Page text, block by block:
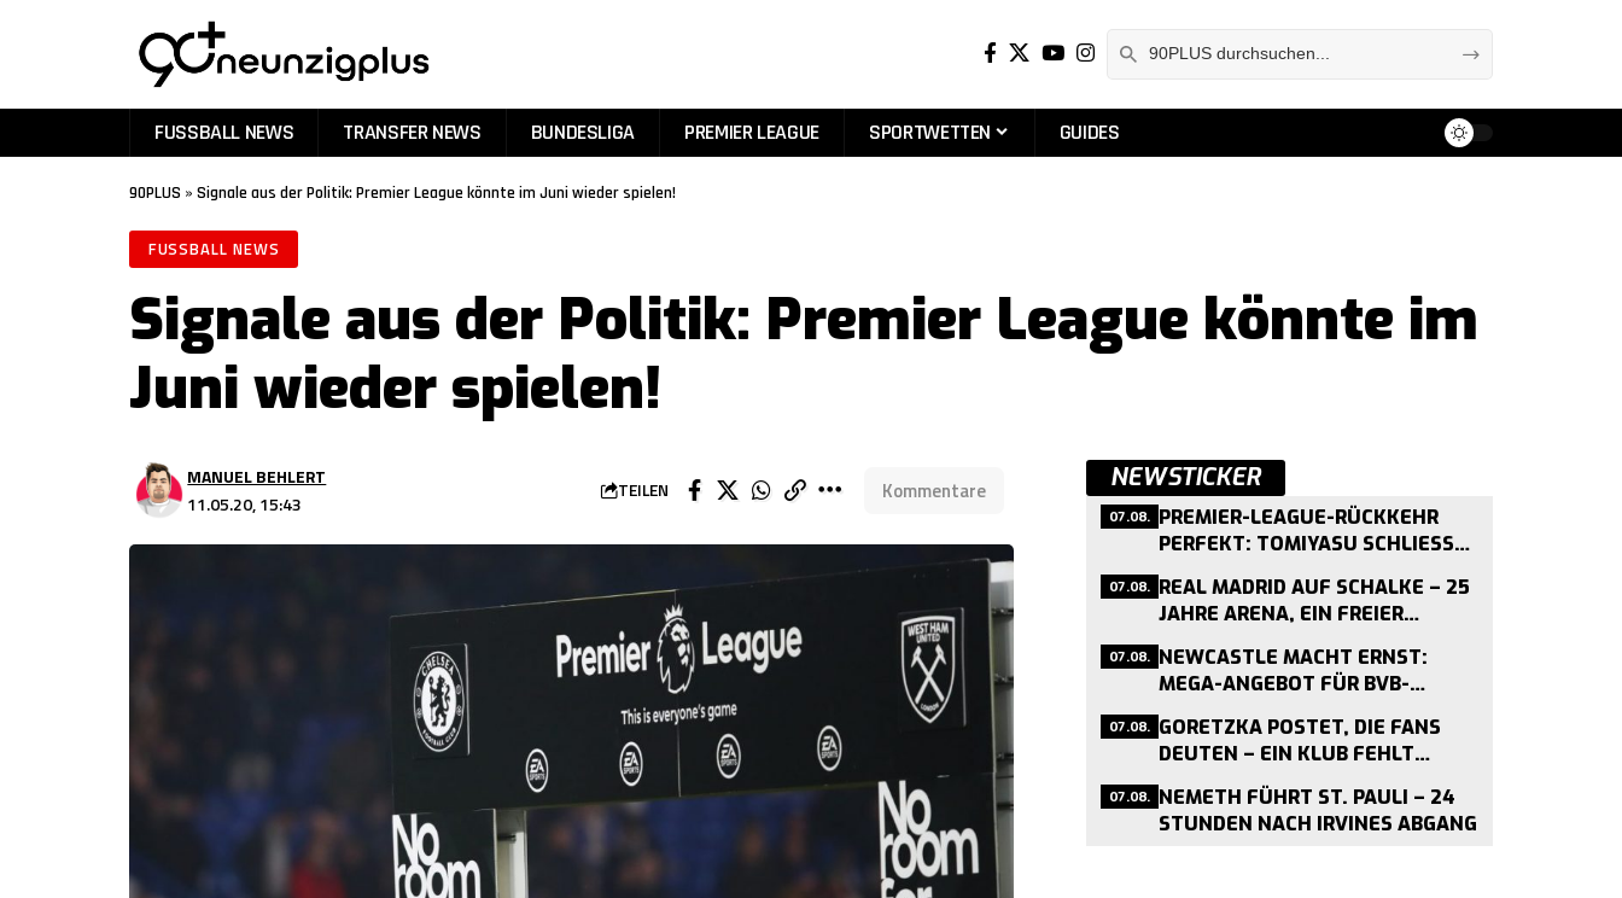
FUSSBALL NEWS TRANSFER NEWS BUNDESLIGA PREMIER LEAGUE SPORTWETTEN GUIDES
90PLUS » Signale aus der Politik: Premier League könnte im Juni wieder spielen!
FUSSBALL NEWS
Signale aus der Politik: Premier League könnte im
Juni wieder spielen!
11.05.20, 15:43
MANUEL BEHLERT
TEILEN Kommentare NEWSTICKER
07.08. PREMIER-LEAGUE-RÜCKKEHR
PERFEKT: TOMIYASU SCHLIESST S
07.08. REAL MADRID AUF SCHALKE – 25
JAHRE ARENA, EIN FREIER
07.08. NEWCASTLE MACHT ERNST:
MEGA-ANGEBOT FÜR BVB-
ANFLUG
07.08. GORETZKA POSTET, DIE FANS
DEUTEN – EIN KLUB FEHLT
07.08. NEMETH FÜHRT ST. PAULI – 24
STUNDEN NACH IRVINES ABGANG